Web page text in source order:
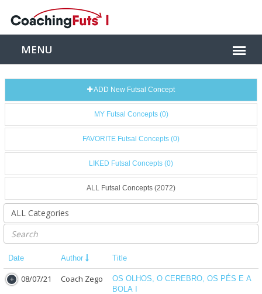
ADD New Futsal Concept
MY Futsal Concepts (0)
FAVORITE Futsal Concepts (0)
LIKED Futsal Concepts (0)
ALL Futsal Concepts (2072)
Date Author Title
08/07/21 Coach Zego
OS OLHOS, O CEREBRO, OS PÉS E A
BOLA I